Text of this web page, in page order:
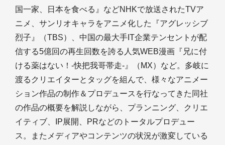
国一家、日本を食べる』などNHKで放送されたTVア
ニメ、サンリオキャラをアニメ化した『アグレッシブ
烈子』（TBS）、中国の最大手IT企業テンセントが配
信する5億回の再生回数を誇る人気WEB漫画『兄に付
ける薬はない！-快把我哥帯走-』（MX）など。多岐に
渡るクリエイターとタッグを組んで、様々なアニメー
ション作品の制作＆プロデュースを行なってきた同社
の作品の概要を解説しながら、プランニング、クリエ
イティブ、IP展開、PRなどのトータルプロデュー
ス。またメディアやコンテンツの状況が激変している